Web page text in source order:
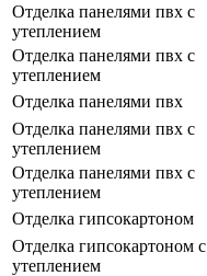
Отделка панелями пвх с
утеплением
Отделка панелями пвх с
утеплением
Отделка панелями пвх
Отделка панелями пвх с
утеплением
Отделка панелями пвх с
утеплением
Отделка гипсокартоном
Отделка гипсокартоном с
утеплением